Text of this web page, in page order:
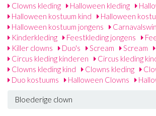
Clowns kleding
Halloween kleding
Halloween kostuum kind
Halloween
Halloween kostuum jongens
Kinderkleding
Feestkleding jongens
Killer clowns
Duo's Scream Scream
Circus kleding kinderen
Circus kleding
Clowns kleding kind
Clowns kleding
Duo kostuums
Halloween Clowns
Bloederige clown